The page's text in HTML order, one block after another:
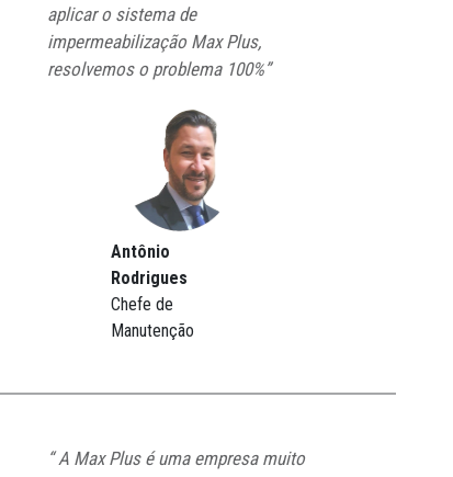
aplicar o sistema de
impermeabilização Max Plus,
resolvemos o problema 100%”
Antônio
Rodrigues
Chefe de
Manutenção
“ A Max Plus é uma empresa muito